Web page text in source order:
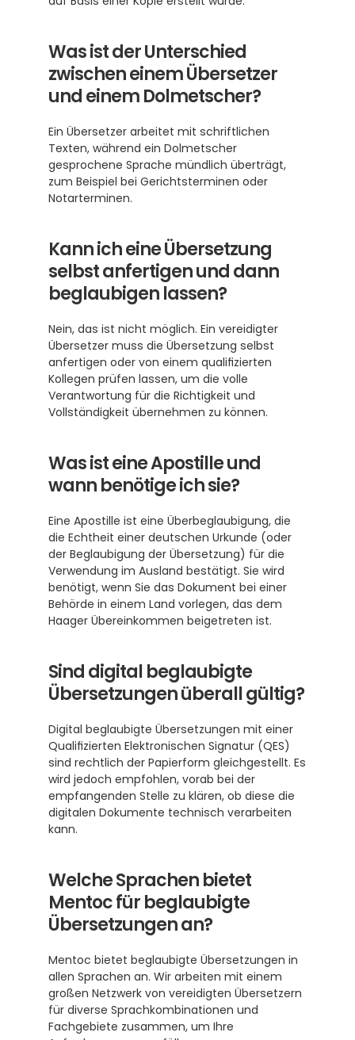
Was ist der Unterschied
zwischen einem Übersetzer
und einem Dolmetscher?
Ein Übersetzer arbeitet mit schriftlichen
Texten, während ein Dolmetscher
gesprochene Sprache mündlich überträgt,
zum Beispiel bei Gerichtsterminen oder
Notarterminen.
Kann ich eine Übersetzung
selbst anfertigen und dann
beglaubigen lassen?
Nein, das ist nicht möglich. Ein vereidigter
Übersetzer muss die Übersetzung selbst
anfertigen oder von einem qualifizierten
Kollegen prüfen lassen, um die volle
Verantwortung für die Richtigkeit und
Vollständigkeit übernehmen zu können.
Was ist eine Apostille und
wann benötige ich sie?
Eine Apostille ist eine Überbeglaubigung, die
die Echtheit einer deutschen Urkunde (oder
der Beglaubigung der Übersetzung) für die
Verwendung im Ausland bestätigt. Sie wird
benötigt, wenn Sie das Dokument bei einer
Behörde in einem Land vorlegen, das dem
Haager Übereinkommen beigetreten ist.
Sind digital beglaubigte
Übersetzungen überall gültig?
Digital beglaubigte Übersetzungen mit einer
Qualifizierten Elektronischen Signatur (QES)
sind rechtlich der Papierform gleichgestellt. Es
wird jedoch empfohlen, vorab bei der
empfangenden Stelle zu klären, ob diese die
digitalen Dokumente technisch verarbeiten
kann.
Welche Sprachen bietet
Mentoc für beglaubigte
Übersetzungen an?
Mentoc bietet beglaubigte Übersetzungen in
allen Sprachen an. Wir arbeiten mit einem
großen Netzwerk von vereidigten Übersetzern
für diverse Sprachkombinationen und
Fachgebiete zusammen, um Ihre